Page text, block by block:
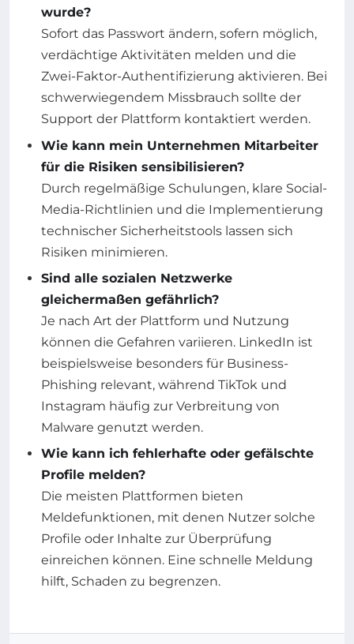
wurde?
Sofort das Passwort ändern, sofern möglich,
verdächtige Aktivitäten melden und die
Zwei-Faktor-Authentifizierung aktivieren. Bei
schwerwiegendem Missbrauch sollte der
Support der Plattform kontaktiert werden.
Wie kann mein Unternehmen Mitarbeiter
für die Risiken sensibilisieren?
Durch regelmäßige Schulungen, klare Social-
Media-Richtlinien und die Implementierung
technischer Sicherheitstools lassen sich
Risiken minimieren.
Sind alle sozialen Netzwerke
gleichermaßen gefährlich?
Je nach Art der Plattform und Nutzung
können die Gefahren variieren. LinkedIn ist
beispielsweise besonders für Business-
Phishing relevant, während TikTok und
Instagram häufig zur Verbreitung von
Malware genutzt werden.
Wie kann ich fehlerhafte oder gefälschte
Profile melden?
Die meisten Plattformen bieten
Meldefunktionen, mit denen Nutzer solche
Profile oder Inhalte zur Überprüfung
einreichen können. Eine schnelle Meldung
hilft, Schaden zu begrenzen.